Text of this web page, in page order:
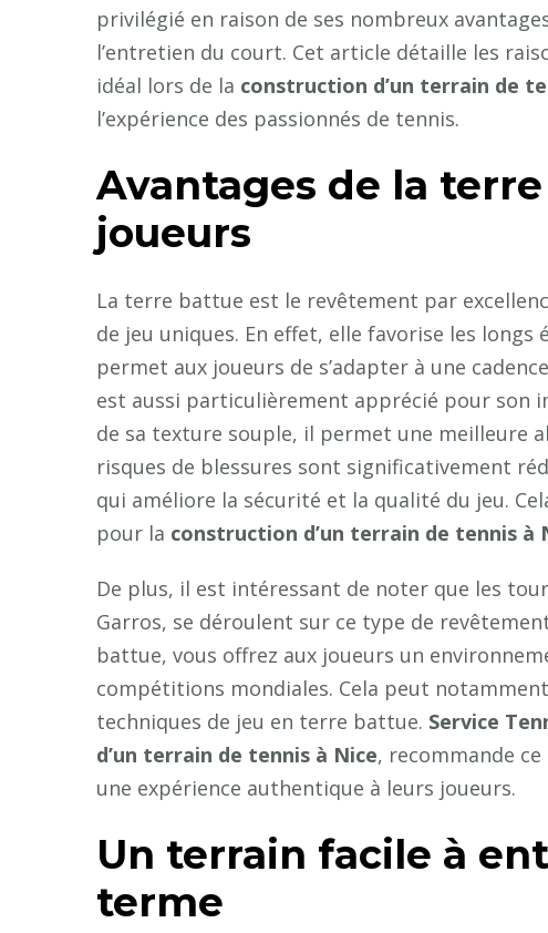
privilégié en raison de ses nombreux
l’entretien du court. Cet article détaille les
idéal lors de la construction d’un terrain de
l’expérience des passionnés de tennis.
Avantages de la
joueurs
La terre battue est le revêtement par
de jeu uniques. En effet, elle favorise les
permet aux joueurs de s’adapter à une
est aussi particulièrement apprécié pour son
de sa texture souple, il permet une meilleure
risques de blessures sont significativement
qui améliore la sécurité et la qualité du jeu.
pour la construction d’un terrain de tennis à
De plus, il est intéressant de noter que les
Garros, se déroulent sur ce type de
battue, vous offrez aux joueurs un
compétitions mondiales. Cela peut
techniques de jeu en terre battue. Service
d’un terrain de tennis à Nice, recommande
une expérience authentique à leurs joueurs.
Un terrain facile à
terme